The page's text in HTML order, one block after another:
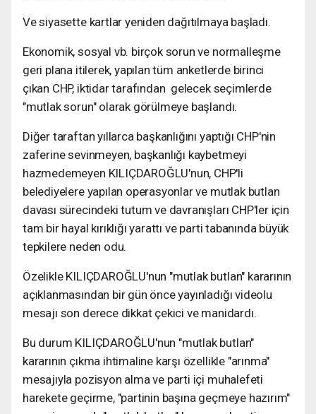
Ve siyasette kartlar yeniden dağıtılmaya başladı.
Ekonomik, sosyal vb. birçok sorun ve normalleşme
geri plana itilerek, yapılan tüm anketlerde birinci
çıkan CHP, iktidar tarafından gelecek seçimlerde
"mutlak sorun" olarak görülmeye başlandı.
Diğer taraftan yıllarca başkanlığını yaptığı CHP'nin
zaferine sevinmeyen, başkanlığı kaybetmeyi
hazmedemeyen KILIÇDAROĞLU'nun, CHP'li
belediyelere yapılan operasyonlar ve mutlak butlan
davası sürecindeki tutum ve davranışları CHP'ler için
tam bir hayal kırıklığı yarattı ve parti tabanında büyük
tepkilere neden odu.
Özelikle KILIÇDAROĞLU'nun "mutlak butlan" kararının
açıklanmasından bir gün önce yayınladığı videolu
mesajı son derece dikkat çekici ve manidardı.
Bu durum KILIÇDAROĞLU'nun "mutlak butlan"
kararının çıkma ihtimaline karşı özellikle "arınma"
mesajıyla pozisyon alma ve parti içi muhalefeti
harekete geçirme, "partinin başına geçmeye hazırım"